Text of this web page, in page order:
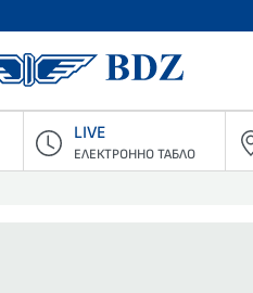
БДЖ -
LIVE
ЕЛЕКТРОННО ТАБЛО